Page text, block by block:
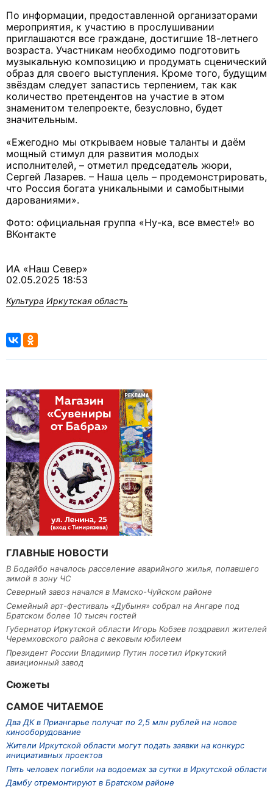
По информации, предоставленной организаторами
мероприятия, к участию в прослушивании
приглашаются все граждане, достигшие 18-летнего
возраста. Участникам необходимо подготовить
музыкальную композицию и продумать сценический
образ для своего выступления. Кроме того, будущим
звёздам следует запастись терпением, так как
количество претендентов на участие в этом
знаменитом телепроекте, безусловно, будет
значительным.
«Ежегодно мы открываем новые таланты и даём
мощный стимул для развития молодых
исполнителей, – отметил председатель жюри,
Сергей Лазарев. – Наша цель – продемонстрировать,
что Россия богата уникальными и самобытными
дарованиями».
Фото: официальная группа «Ну-ка, все вместе!» во
ВКонтакте
ИА «Наш Север»
02.05.2025 18:53
Культура Иркутская область
ГЛАВНЫЕ НОВОСТИ
В Бодайбо началось расселение аварийного жилья, попавшего
зимой в зону ЧС
Северный завоз начался в Мамско-Чуйском районе
Семейный арт-фестиваль «Дубыня» собрал на Ангаре под
Братском более 10 тысяч гостей
Губернатор Иркутской области Игорь Кобзев поздравил жителей
Черемховского района с вековым юбилеем
Президент России Владимир Путин посетил Иркутский
авиационный завод
Сюжеты
САМОЕ ЧИТАЕМОЕ
Два ДК в Приангарье получат по 2,5 млн рублей на новое
кинооборудование
Жители Иркутской области могут подать заявки на конкурс
инициативных проектов
Пять человек погибли на водоемах за сутки в Иркутской области
Дамбу отремонтируют в Братском районе